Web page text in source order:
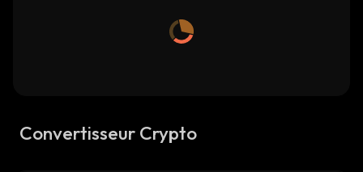
Convertisseur Crypto